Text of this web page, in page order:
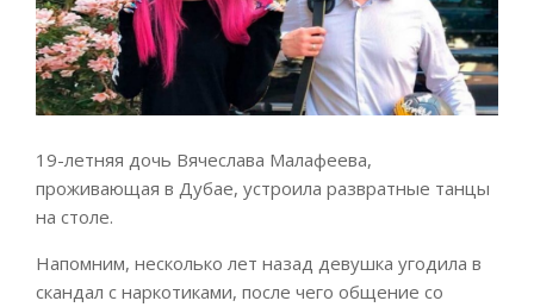
19-летняя дочь Вячеслава Малафеева,
проживающая в Дубае, устроила развратные танцы
на столе.
Напомним, несколько лет назад девушка угодила в
скандал с наркотиками, после чего общение со